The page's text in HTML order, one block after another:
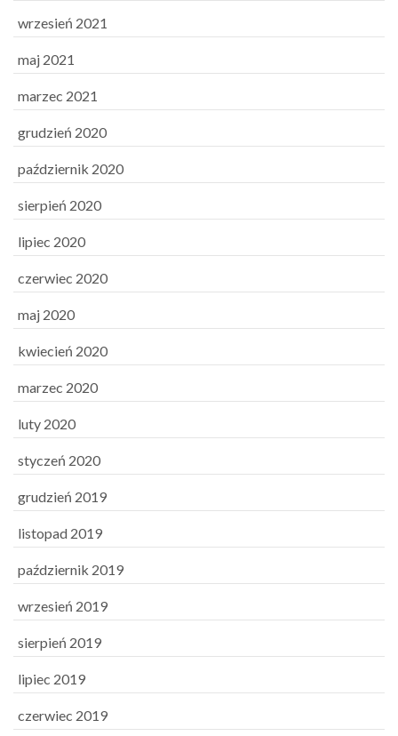
wrzesień 2021
maj 2021
marzec 2021
grudzień 2020
październik 2020
sierpień 2020
lipiec 2020
czerwiec 2020
maj 2020
kwiecień 2020
marzec 2020
luty 2020
styczeń 2020
grudzień 2019
listopad 2019
październik 2019
wrzesień 2019
sierpień 2019
lipiec 2019
czerwiec 2019